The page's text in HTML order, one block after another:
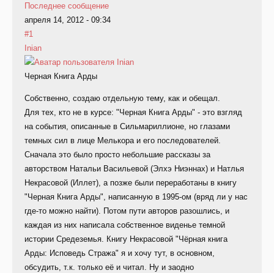
Последнее сообщение
апреля 14, 2012 - 09:34
#1
Inian
Черная Книга Арды
Собственно, создаю отдельную тему, как и обещал.
Для тех, кто не в курсе: "Черная Книга Арды" - это взгляд
на события, описанные в Сильмариллионе, но глазами
темных сил в лице Мелькора и его последователей.
Сначала это было просто небольшие рассказы за
авторством Натальи Васильевой (Элхэ Ниэннах) и Натлья
Некрасовой (Иллет), а позже были переработаны в книгу
"Черная Книга Арды", написанную в 1995-ом (вряд ли у нас
где-то можно найти). Потом пути авторов разошлись, и
каждая из них написала собственное виденье темной
истории Средеземья. Книгу Некрасовой "Чёрная книга
Арды: Исповедь Стража" я и хочу тут, в основном,
обсудить, т.к. только её и читал. Ну и заодно